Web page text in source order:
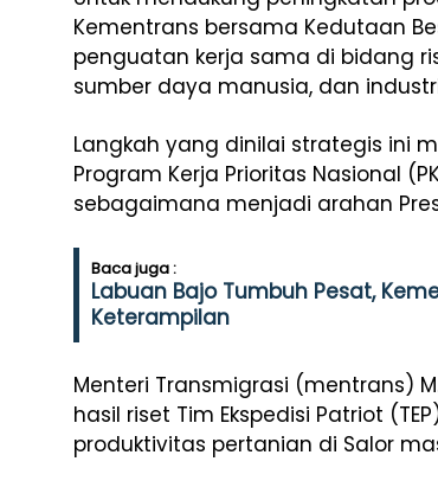
Kementrans bersama Kedutaan
penguatan kerja sama di bidang
sumber daya manusia, dan
Langkah yang dinilai strategis ini
Program Kerja Prioritas Nasional
sebagaimana menjadi arahan
Baca juga :
Labuan Bajo Tumbuh Pesat,
Keterampilan
Menteri Transmigrasi (mentrans)
hasil riset Tim Ekspedisi Patriot
produktivitas pertanian di Salor